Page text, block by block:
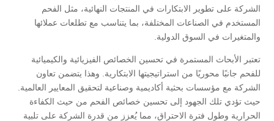
الشركة على تطوير الابتكارات في المنتجات النهائية، مثل الفحم
المستخدم في الصناعات المختلفة، بما يتناسب مع تطلعات عملائها
والمتغيرات في السوق الدولية.
تعتبر الأبحاث المستمرة في تحسين الخصائص الفيزيائية والكيميائية
للفحم جانبًا محوريًا من استراتيجيتها الابتكارية. وهذا يتضمن تعاون
الشركة مع مؤسسات بحثية أكاديمية وصناعية لتحقيق المعايير العالمية.
حيث تؤدي تلك الجهود إلى تحسين خصائص الفحم من حيث الكفاءة
الحرارية وطول فترة الاحتراق، مما يُعزز من قدرة الشركة على تلبية